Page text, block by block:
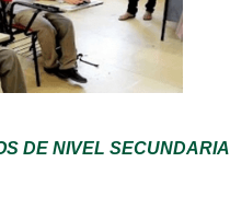
DE NIVEL SECUNDARIA